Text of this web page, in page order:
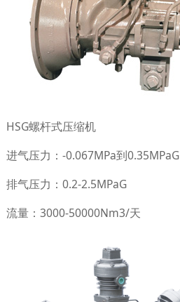
HSG螺杆式压缩机
进气压力：-0.067MPa到0.35MPaG
排气压力：0.2-2.5MPaG
流量：3000-50000Nm3/天